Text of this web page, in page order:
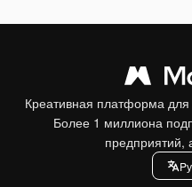
Креативная платформа
Более 1 миллиона
предприятий,